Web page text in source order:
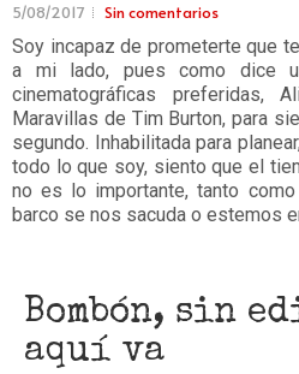
5/08/2017 Sin comentarios
Soy incapaz de prometerte que
a mi lado, pues como dice
cinematográficas
Maravillas de Tim Burton, para
segundo. Inhabilitada para
todo lo que soy, siento que el
no es lo importante, tanto
barco se nos sacuda o estemos
Bombón, sin
aquí va